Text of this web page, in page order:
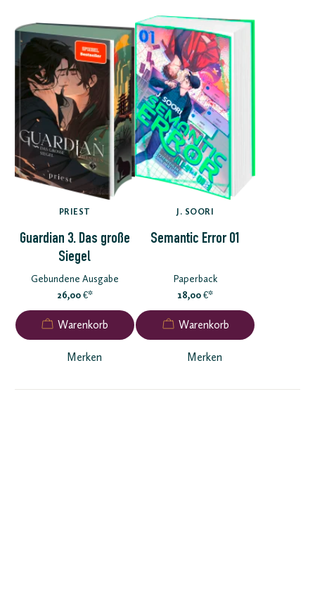
PRIEST
Guardian 3. Das große
Siegel
Gebundene Ausgabe
26,00 €*
Merken
J. SOORI
Semantic Error 01
Paperback
18,00€*
Merken